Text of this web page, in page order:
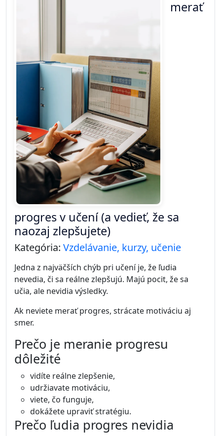
merať
progres v učení (a vedieť, že sa
naozaj zlepšujete)
Kategória: Vzdelávanie, kurzy, učenie
Jedna z najväčších chýb pri učení je, že ľudia
nevedia, či sa reálne zlepšujú. Majú pocit, že sa
učia, ale nevidia výsledky.
Ak neviete merať progres, strácate motiváciu aj
smer.
Prečo je meranie progresu
dôležité
vidíte reálne zlepšenie,
udržiavate motiváciu,
viete, čo funguje,
dokážete upraviť stratégiu.
Prečo ľudia progres nevidia